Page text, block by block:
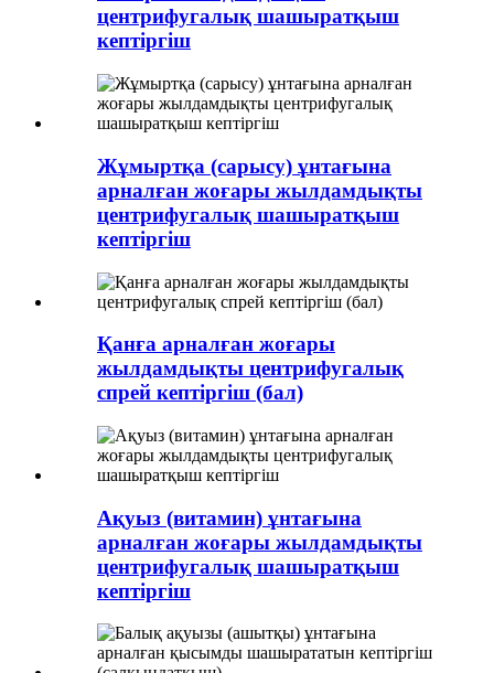
центрифугалық шашыратқыш
кептіргіш
Жұмыртқа (сарысу) ұнтағына
арналған жоғары жылдамдықты
центрифугалық шашыратқыш
кептіргіш
Қанға арналған жоғары
жылдамдықты центрифугалық
спрей кептіргіш (бал)
Ақуыз (витамин) ұнтағына
арналған жоғары жылдамдықты
центрифугалық шашыратқыш
кептіргіш